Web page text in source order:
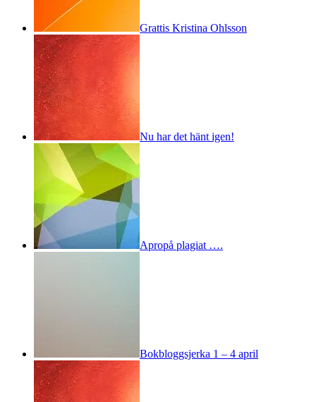
Grattis Kristina Ohlsson
Nu har det hänt igen!
Apropå plagiat ….
Bokbloggsjerka 1 – 4 april